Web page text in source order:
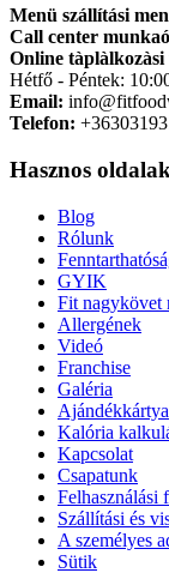
Menü szállítási
Call center
Online tàplàlkozàsi
Hétfő - Péntek:
Email:
Telefon:
Hasznos oldalak
Blog
Rólunk
GYIK
Fit nagykövet
Allergének
Videó
Franchise
Galéria
Ajándékkártya
Kalória
Kapcsolat
Csapatunk
Felhasználási
Szállítási és
A személyes
Sütik